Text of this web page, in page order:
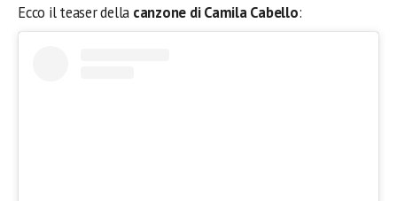
Ecco il teaser della canzone di Camila Cabello: